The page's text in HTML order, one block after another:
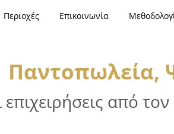
Περιοχές Επικοινωνία
Παντοπωλεία,
επιχειρήσεις από